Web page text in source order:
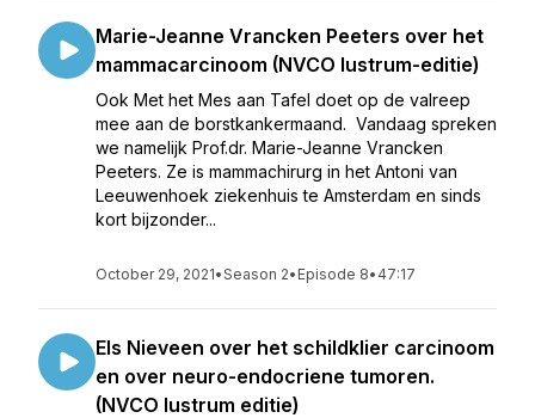
Marie-Jeanne Vrancken Peeters over het
mammacarcinoom (NVCO lustrum-editie)
Ook Met het Mes aan Tafel doet op de valreep
mee aan de borstkankermaand. Vandaag spreken
we namelijk Prof.dr. Marie-Jeanne Vrancken
Peeters. Ze is mammachirurg in het Antoni van
Leeuwenhoek ziekenhuis te Amsterdam en sinds
kort bijzonder...
October 29, 2021•Season 2• Episode 8• 47:17
Els Nieveen over het schildklier carcinoom
en over neuro-endocriene tumoren.
(NVCO lustrum editie)